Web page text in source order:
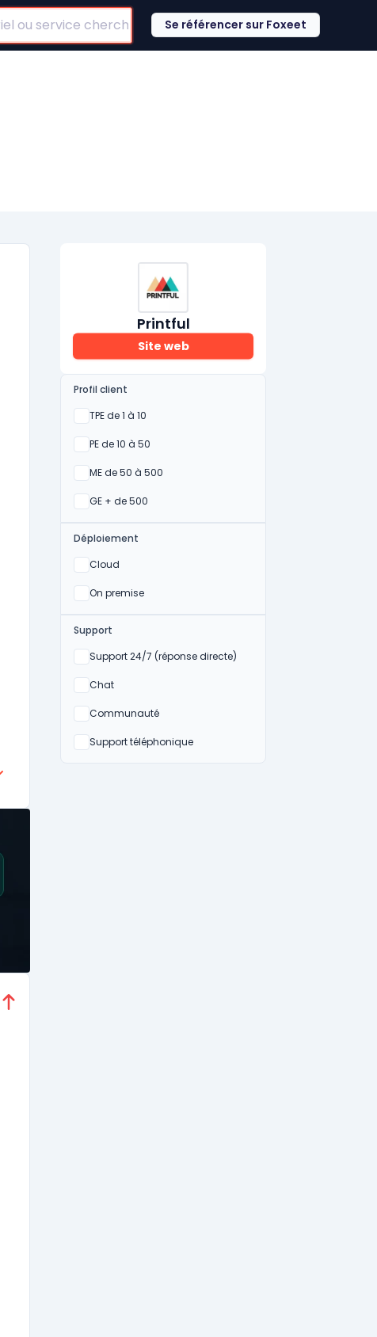
Se référencer sur Foxeet
Printful
Site web
Profil client
TPE de 1 à 10
Oui
PE de 10 à 50
Oui
ME de 50 à 500
Oui
GE + de 500
Oui
Déploiement
Cloud
Oui
On premise
Oui
Support
Support 24/7 (réponse directe)
Non
Chat
Non
Communauté
Non
Support téléphonique
Non